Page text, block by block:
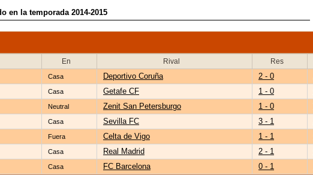
en la temporada 2014-2015
En Rival Res
Casa Deportivo Coruña 2 - 0
Casa Getafe CF 1 - 0
Neutral Zenit San Petersburgo 1 - 0
Casa Sevilla FC 3 - 1
Fuera Celta de Vigo 1 - 1
Casa Real Madrid 2 - 1
Casa FC Barcelona 0 - 1